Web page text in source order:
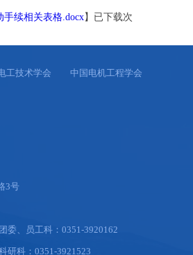
手续相关表格.docx】已下载次
工技术学会 中国电机工程学会
3号
委、员工科：0351-3920162
研科：0351-3921523